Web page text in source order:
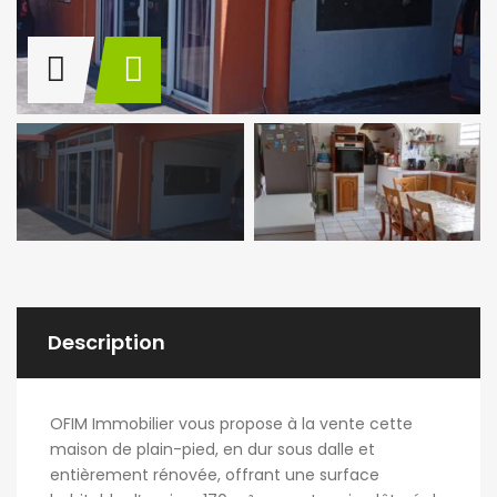
Description
OFIM Immobilier vous propose à la vente cette
maison de plain-pied, en dur sous dalle et
entièrement rénovée, offrant une surface